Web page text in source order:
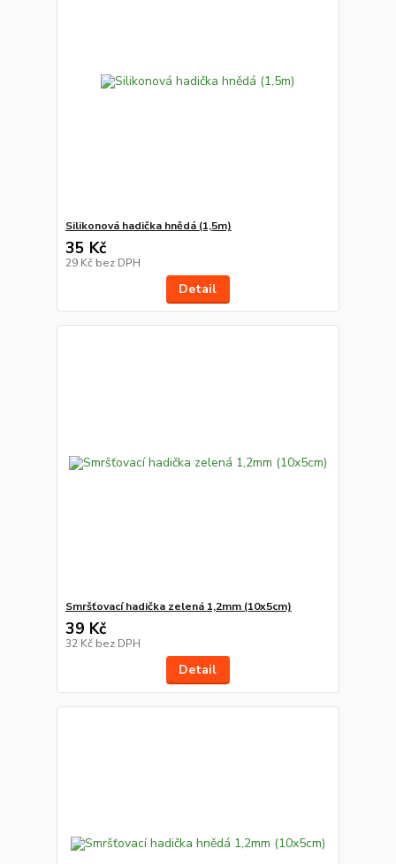
Silikonová hadička hnědá (1,5m)
35 Kč
29 Kč bez DPH
Detail
Smršťovací hadička zelená 1,2mm (10x5cm)
39 Kč
32 Kč bez DPH
Detail